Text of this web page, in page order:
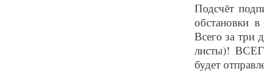
Подсчёт
обстановки
Всего за три
листы)!
будет